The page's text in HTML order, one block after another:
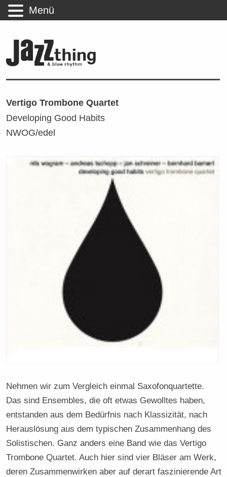
Vertigo Trombone Quartet
Developing Good Habits
NWOG/edel
Nehmen wir zum Vergleich einmal Saxofonquartette.
Das sind Ensembles, die oft etwas Gewolltes haben,
entstanden aus dem Bedürfnis nach Klassizität, nach
Herauslösung aus dem typischen Zusammenhang des
Solistischen. Ganz anders eine Band wie das Vertigo
Trombone Quartet. Auch hier sind vier Bläser am Werk,
deren Zusammenwirken aber auf derart faszinierende Art
Menü